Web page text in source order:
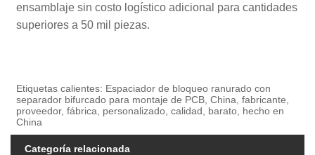
ensamblaje sin costo logístico adicional para cantidades
superiores a 50 mil piezas.
Etiquetas calientes: Espaciador de bloqueo ranurado con
separador bifurcado para montaje de PCB, China, fabricante,
proveedor, fábrica, personalizado, calidad, barato, hecho en
China
Categoría relacionada